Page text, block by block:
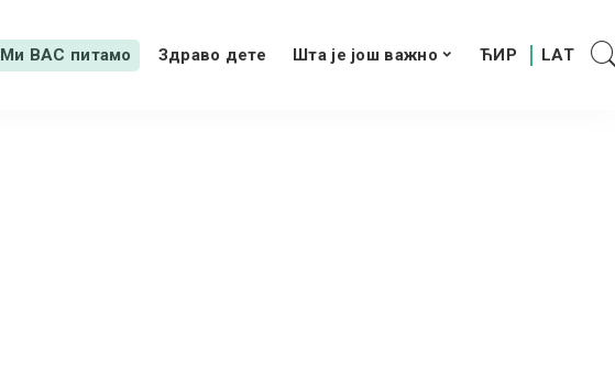
Ми ВАС питамо Здраво дете Шта је још важно